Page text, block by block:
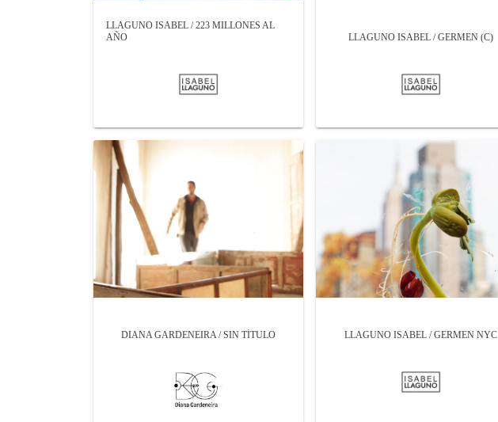
LLAGUNO ISABEL / 223 MILLONES AL
AÑO
LLAGUNO ISABEL / GERMEN (C)
DIANA GARDENEIRA / SIN TÍTULO LLAGUNO ISABEL / GERMEN NYC